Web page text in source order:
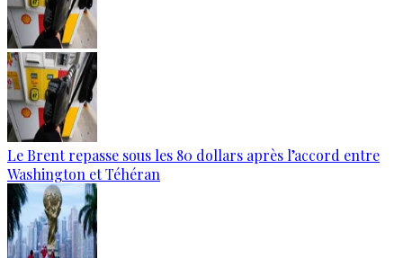
Le Brent repasse sous les 80 dollars après l’accord entre
Washington et Téhéran